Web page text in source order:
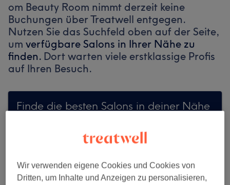
om Beauty Room nimmt derzeit keine
Buchungen über Treatwell entgegen.
Nutzen Sie das Suchfeld oben auf der Seite,
um verfügbare Salons in Ihrer Nähe zu
finden. Dort warten viele erstklassige Profis
auf Ihren Besuch.
Finde die besten Salons in deiner Nähe
Auf Treatwell finden
Wir verwenden eigene Cookies und Cookies von
Dritten, um Inhalte und Anzeigen zu personalisieren,